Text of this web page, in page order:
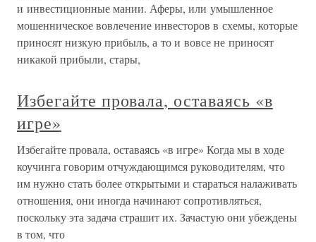
и инвестиционные мании. Аферы, или умышленное
мошенническое вовлечение инвесторов в схемы, которые
приносят низкую прибыль, а то и вовсе не приносят
никакой прибыли, стары,
Избегайте провала, оставаясь «в
игре»
Избегайте провала, оставаясь «в игре» Когда мы в ходе
коучинга говорим отчуждающимся руководителям, что
им нужно стать более открытыми и стараться налаживать
отношения, они иногда начинают сопротивляться,
поскольку эта задача страшит их. Зачастую они убеждены
в том, что